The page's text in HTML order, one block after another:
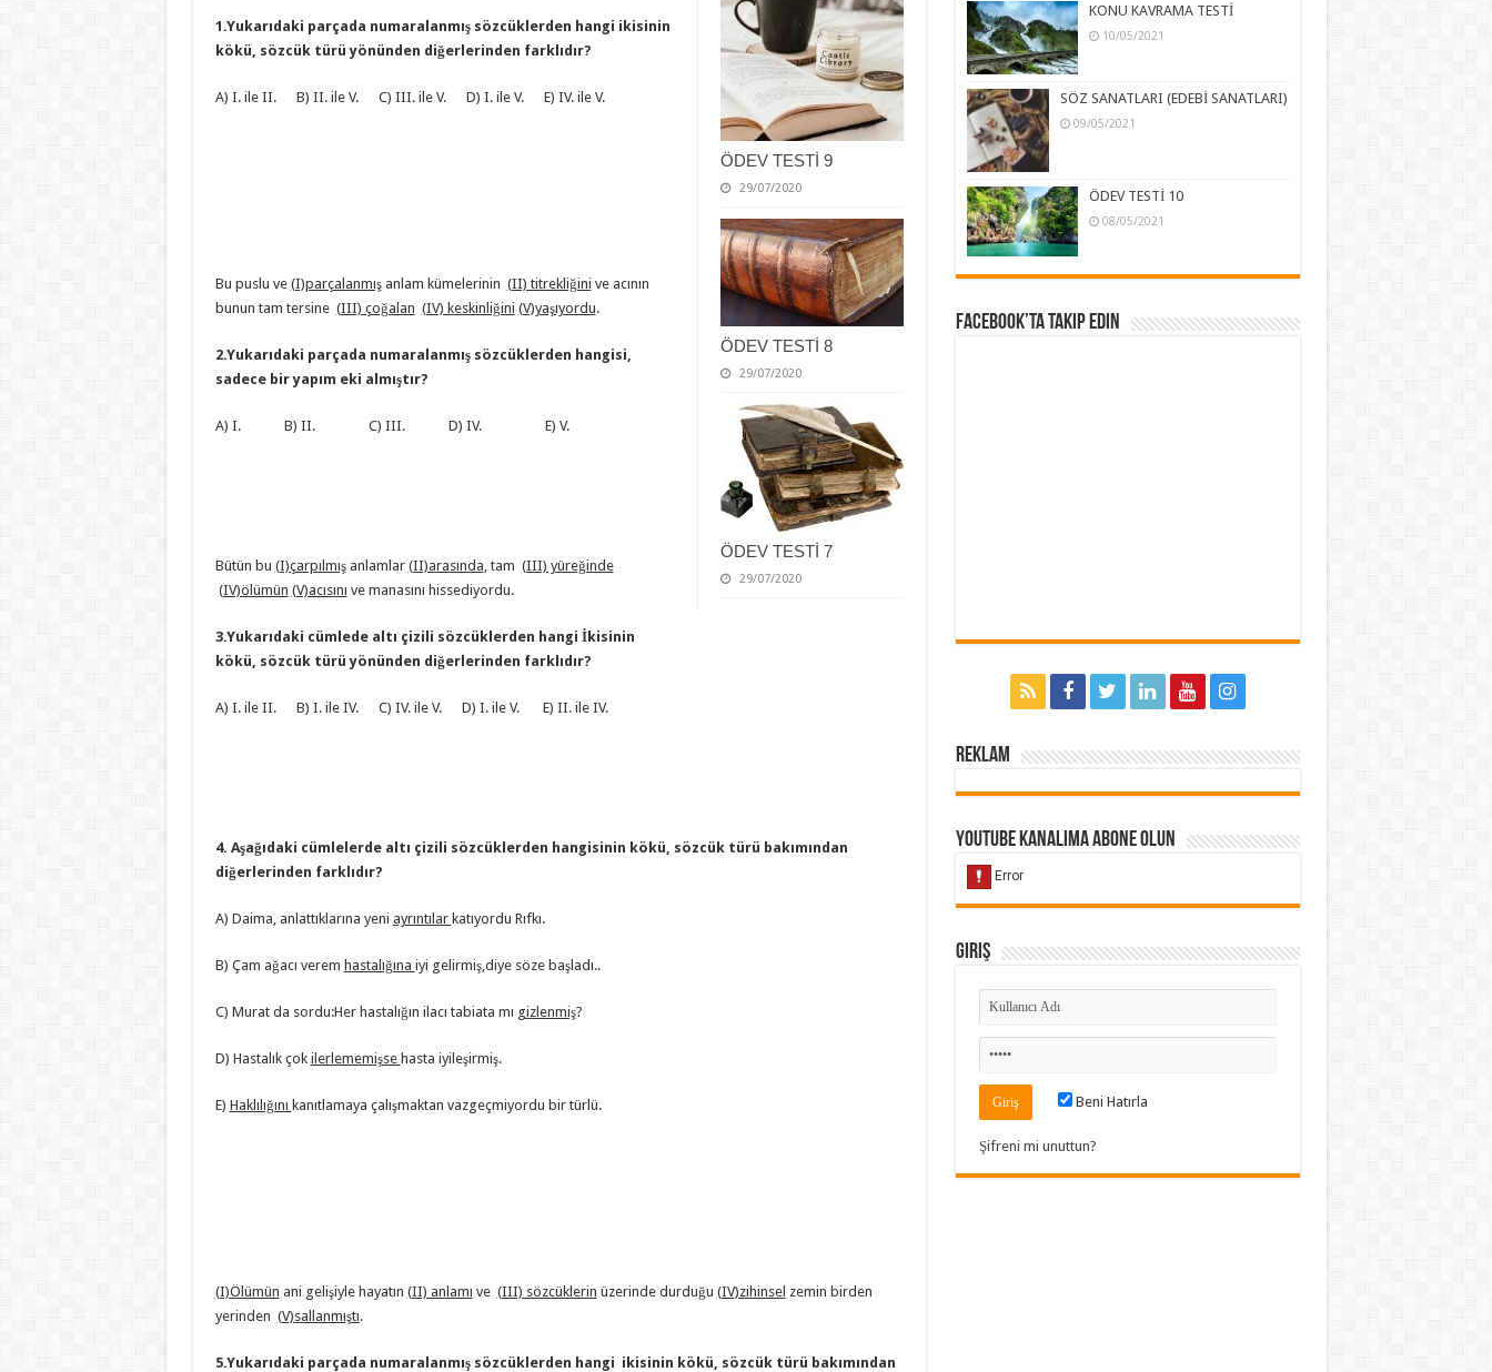
ÖDEV TESTİ 9
29/07/2020
ÖDEV TESTİ 8
29/07/2020
ÖDEV TESTİ 7
29/07/2020
1.Yukarıdaki parçada numaralanmış sözcüklerden hangi ikisinin
kökü, sözcük türü yönünden diğerlerinden farklıdır?
A) I. ile II. B) II. ile V. C) III. ile V. D) I. ile V. E) IV. ile V.
Bu puslu ve (I)parçalanmışanlam kümelerinin (II) titrekliğini ve acının
bunun tam tersine (III) çoğalan (IV) keskinliğini (V)yaşıyordu.
2.Yukarıdaki parçada numaralanmış sözcüklerden hangisi,
sadece bir yapım eki almıştır?
A) I. B) II. C) III. D) IV. E) V.
Bütün bu (I)çarpılmışanlamlar (II)arasında, tam (III) yüreğinde
(IV)ölümün (V)acısını ve manasını hissediyordu.
3.Yukarıdaki cümlede altı çizili sözcüklerden hangi İkisinin
kökü, sözcük türü yönünden diğerlerinden farklıdır?
A) I. ile II. B) I. ile IV. C) IV. ile V. D) I. ile V. E) II. ile IV.
4. Aşağıdaki cümlelerde altı çizili sözcüklerden hangisinin kökü, sözcük türü bakımından
diğerlerinden farklıdır?
A) Daima, anlattıklarına yeni ayrıntılar katıyordu Rıfkı.
B) Çam ağacı verem hastalığına iyi gelirmiş,diye söze başladı..
C) Murat da sordu:Her hastalığın ilacı tabiata mı gizlenmiş?
D) Hastalık çok ilerlememişse hasta iyileşirmiş.
E) Haklılığını kanıtlamaya çalışmaktan vazgeçmiyordu bir türlü.
(I)Ölümün ani gelişiyle hayatın (II) anlamı ve (III) sözcüklerin üzerinde durduğu (IV)zihinsel zemin birden
yerinden (V)sallanmıştı.
5.Yukarıdaki parçada numaralanmış sözcüklerden hangi ikisinin kökü, sözcük türü bakımından
KONU KAVRAMA TESTİ
10/05/2021
SÖZ SANATLARI (EDEBİ SANATLARI)
09/05/2021
ÖDEV TESTİ 10
08/05/2021
Facebook’ta Takip Edin
Reklam
Youtube Kanalıma Abone Olun
Giriş
Beni Hatırla
Şifreni mi unuttun?